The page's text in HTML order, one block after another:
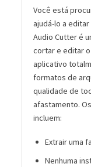
Você está
ajudá-lo a
Audio Cutter é
cortar e editar o
aplicativo
formatos de
qualidade de
afastamento.
incluem:
Extrair uma
Nenhuma